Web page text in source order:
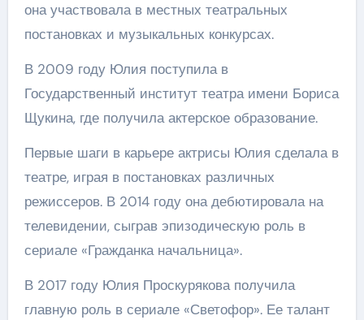
она участвовала в местных театральных
постановках и музыкальных конкурсах.
В 2009 году Юлия поступила в
Государственный институт театра имени Бориса
Щукина, где получила актерское образование.
Первые шаги в карьере актрисы Юлия сделала в
театре, играя в постановках различных
режиссеров. В 2014 году она дебютировала на
телевидении, сыграв эпизодическую роль в
сериале «Гражданка начальница».
В 2017 году Юлия Проскурякова получила
главную роль в сериале «Светофор». Ее талант